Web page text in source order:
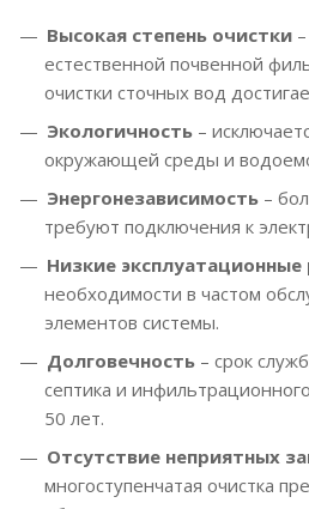
Высокая степень очистки
естественной почвенной
очистки сточных вод
Экологичность –
окружающей среды и
Энергонезависимость –
требуют подключения к
Низкие
необходимости в частом
элементов системы.
Долговечность – срок
септика и
50 лет.
Отсутствие неприятных
многоступенчатая очистка